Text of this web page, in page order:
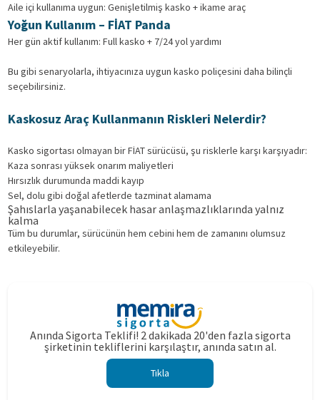
Aile içi kullanıma uygun: Genişletilmiş kasko + ikame araç
Yoğun Kullanım – FİAT Panda
Her gün aktif kullanım: Full kasko + 7/24 yol yardımı
Bu gibi senaryolarla, ihtiyacınıza uygun kasko poliçesini daha bilinçli
seçebilirsiniz.
Kaskosuz Araç Kullanmanın Riskleri Nelerdir?
Kasko sigortası olmayan bir FİAT sürücüsü, şu risklerle karşı karşıyadır:
Kaza sonrası yüksek onarım maliyetleri
Hırsızlık durumunda maddi kayıp
Sel, dolu gibi doğal afetlerde tazminat alamama
Şahıslarla yaşanabilecek hasar anlaşmazlıklarında yalnız
kalma
Tüm bu durumlar, sürücünün hem cebini hem de zamanını olumsuz
etkileyebilir.
Anında Sigorta Teklifi! 2 dakikada 20'den fazla sigorta
şirketinin tekliflerini karşılaştır, anında satın al.
Tıkla